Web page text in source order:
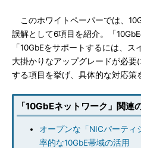
このホワイトペーパーでは、
誤解として6項目を紹介。「
「10GbEをサポートするには、ス
大掛かりなアップグレードが必
する項目を挙げ、具体的な対応策
「10GbEネットワーク」関連
オープンな「NICパーティ
率的な10GbE帯域の活用